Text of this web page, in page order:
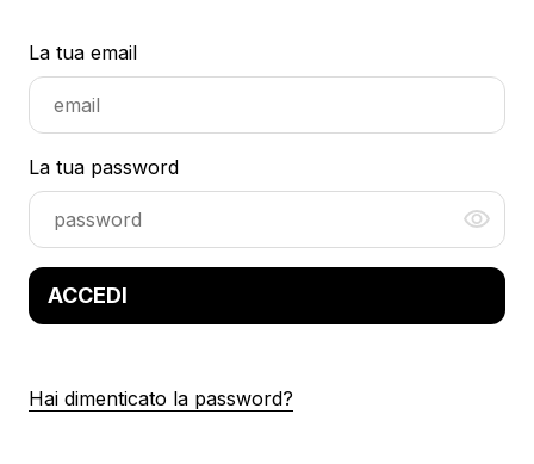
La tua email
La tua password
ACCEDI
Hai dimenticato la password?